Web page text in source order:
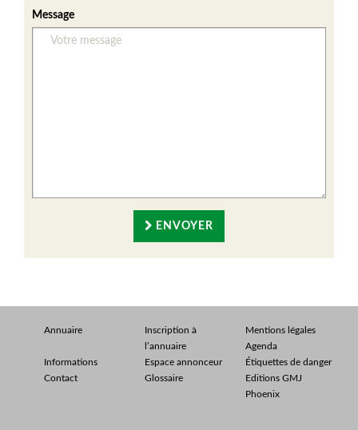
Message
ENVOYER
Annuaire
Inscription à
l’annuaire
Mentions légales
Agenda
Informations
Espace annonceur
Étiquettes de danger
Contact
Glossaire
Editions GMJ
Phoenix